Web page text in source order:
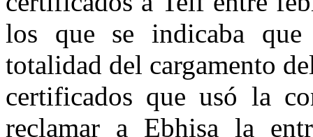
los que se indicaba que
totalidad del cargamento
certificados que usó la
reclamar a Ebhisa la